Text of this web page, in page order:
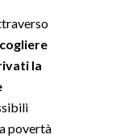
la
povertà